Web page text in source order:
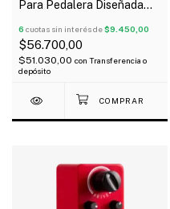
Para Pedalera Diseñada
6 cuotas sin interés de$9.450,00
$56.700,00
$51.030,00 con Transferencia o
depósito